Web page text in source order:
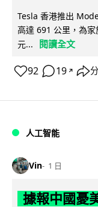
Tesla 香港推出
高達 691 公里，為
元...
閱讀全文
92 19 ↗
人工智能
Vin 1 日
據報中國憂